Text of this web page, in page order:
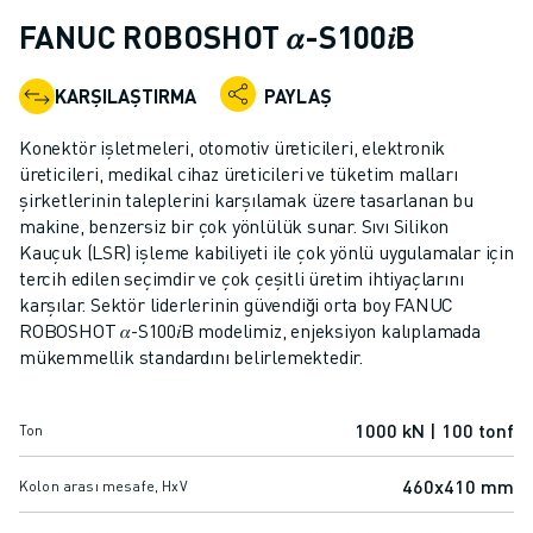
İŞBIRLIKÇI ROBOTLAR
ROBOT YELPAZESI
ROBOT KONTROLÖRLERI
ROBOT AKSESUARLARI
ROBOT YAZILIMI
SIMÜLASYON YAZILIMI
EĞITIM AMAÇLI ROBOTIK ÜRÜNLERI
ROBOT OTOMASYONU
ARK KAYNAK ROBOTLARI
EKLEMLI ROBOTLAR
ARC MATE SERISI
BOYA ROBOTLARI
PALETLEME ROBOTLARI
FANUC ROBOSHOT 𝛼-S100𝑖B
KARŞILAŞTIRMA PAYLAŞ
Konektör işletmeleri, otomotiv üreticileri, elektronik
üreticileri, medikal cihaz üreticileri ve tüketim malları
şirketlerinin taleplerini karşılamak üzere tasarlanan bu
makine, benzersiz bir çok yönlülük sunar. Sıvı Silikon
Kauçuk (LSR) işleme kabiliyeti ile çok yönlü uygulamalar için
tercih edilen seçimdir ve çok çeşitli üretim ihtiyaçlarını
karşılar. Sektör liderlerinin güvendiği orta boy FANUC
ROBOSHOT 𝛼-S100𝑖B modelimiz, enjeksiyon kalıplamada
mükemmellik standardını belirlemektedir.
Ton 1000 kN | 100 tonf
Kolon arası mesafe, HxV 460x410 mm